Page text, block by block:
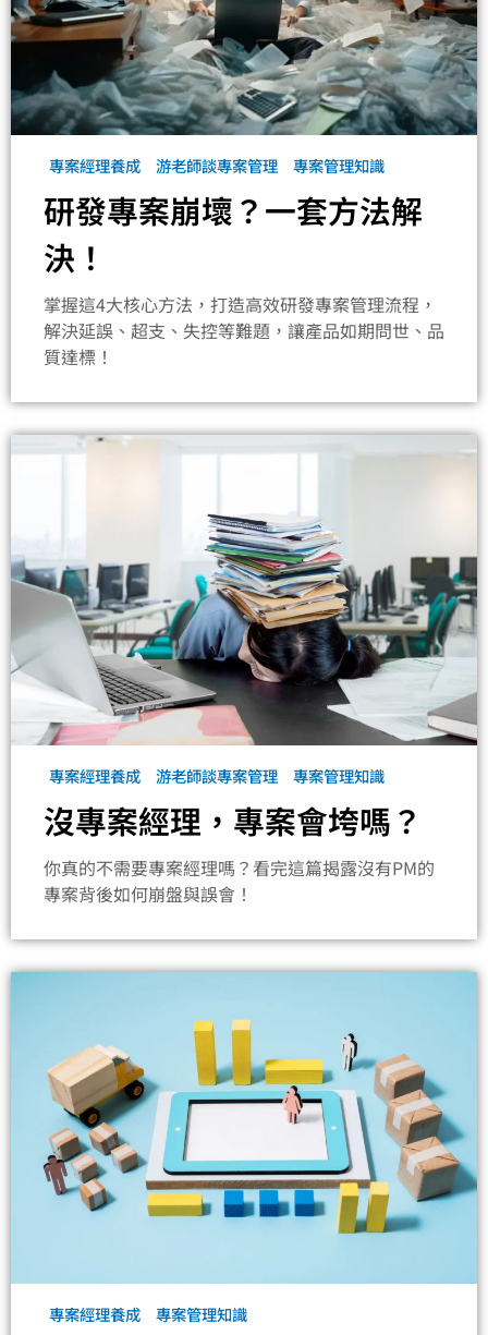
專案經理養成 游老師談專案管理 專案管理知識
研發專案崩壞？一套方法解
決！
掌握這4大核心方法，打造高效研發專案管理流程，
解決延誤、超支、失控等難題，讓產品如期問世、品
質達標！
專案經理養成 游老師談專案管理 專案管理知識
沒專案經理，專案會垮嗎？
你真的不需要專案經理嗎？看完這篇揭露沒有PM的
專案背後如何崩盤與誤會！
專案經理養成 專案管理知識